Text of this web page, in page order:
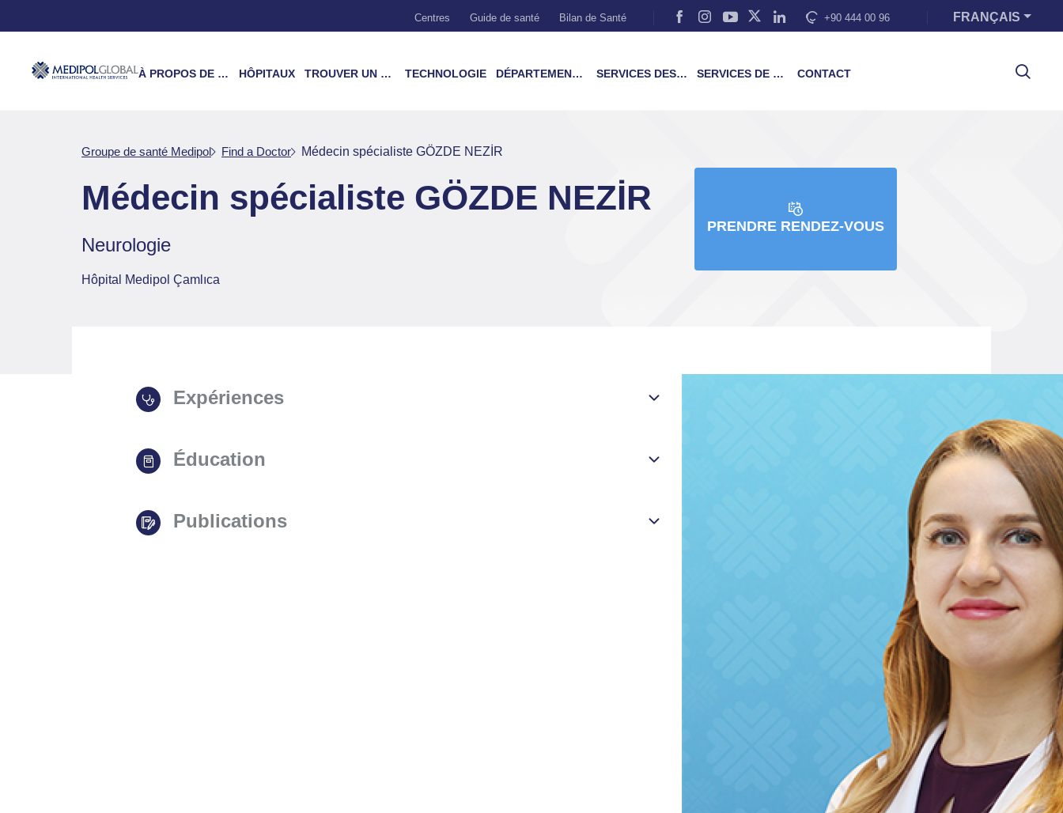
Centres Guide de santé Bilan de Santé +90 444 00 96 FRANÇAIS
À PROPOS DE NOUS HÔPITAUX TROUVER UN MÉDECIN TECHNOLOGIE DÉPARTEMENTS & TRAITEMENTS SERVICES DES PATIENTS SERVICES DE FORMATION CONTACT
Groupe de santé Medipol Find a Doctor Médecin spécialiste GÖZDE NEZİR
Médecin spécialiste GÖZDE NEZİR
Neurologie
Hôpital Medipol Çamlıca
PRENDRE RENDEZ-VOUS
Expériences
Éducation
Publications